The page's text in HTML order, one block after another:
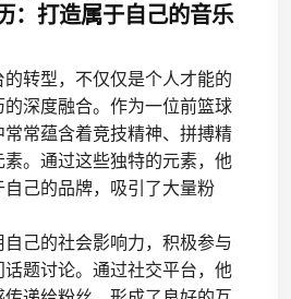
：打造属于自己的音乐
转型，不仅仅是个人才能的
深度融合。作为一位前篮球
常蕴含着竞技精神、拼搏精
。通过这些独特的元素，他
己的品牌，吸引了大量粉
己的社会影响力，积极参与
题讨论。通过社交平台，他